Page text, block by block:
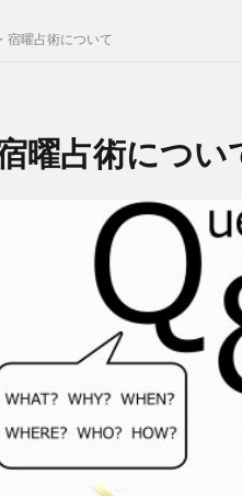
宿曜占術について
曜占術につい